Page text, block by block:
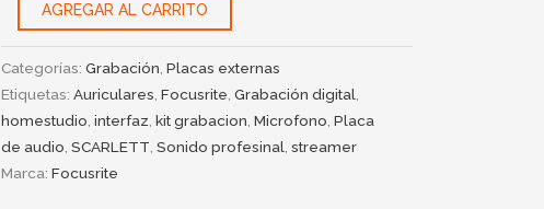
AGREGAR AL CARRITO
Categorías:Grabación ,Placas externas
Etiquetas:Auriculares ,Focusrite ,Grabación digital
homestudio ,interfaz ,kit grabacion ,Microfono ,Placa
de audio ,SCARLETT ,Sonido profesinal ,streamer
Marca:Focusrite